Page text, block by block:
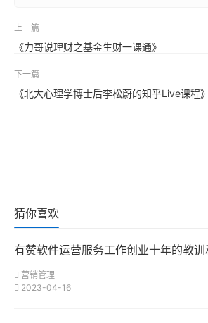
上一篇
《力哥说理财之基金生财一课通》
下一篇
《北大心理学博士后李松蔚的知乎Live课程》
猜你喜欢
有赞软件运营服务工作创业十年的教
营销管理
2023-04-16